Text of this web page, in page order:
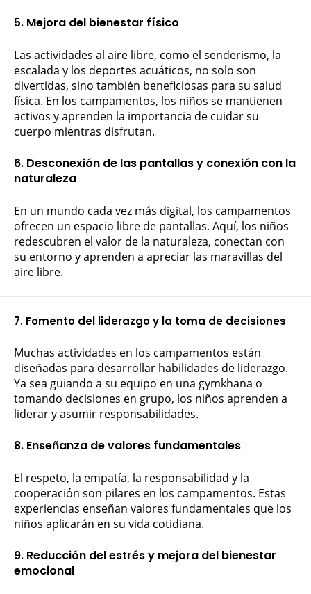
5. Mejora del bienestar físico
Las actividades al aire libre, como el senderismo, la
escalada y los deportes acuáticos, no solo son
divertidas, sino también beneficiosas para su salud
física. En los campamentos, los niños se mantienen
activos y aprenden la importancia de cuidar su
cuerpo mientras disfrutan.
6. Desconexión de las pantallas y conexión con la
naturaleza
En un mundo cada vez más digital, los campamentos
ofrecen un espacio libre de pantallas. Aquí, los niños
redescubren el valor de la naturaleza, conectan con
su entorno y aprenden a apreciar las maravillas del
aire libre.
7. Fomento del liderazgo y la toma de decisiones
Muchas actividades en los campamentos están
diseñadas para desarrollar habilidades de liderazgo.
Ya sea guiando a su equipo en una gymkhana o
tomando decisiones en grupo, los niños aprenden a
liderar y asumir responsabilidades.
8. Enseñanza de valores fundamentales
El respeto, la empatía, la responsabilidad y la
cooperación son pilares en los campamentos. Estas
experiencias enseñan valores fundamentales que los
niños aplicarán en su vida cotidiana.
9. Reducción del estrés y mejora del bienestar
emocional